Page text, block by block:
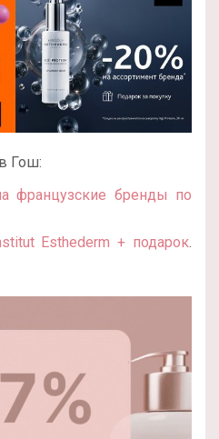
Гош:
французские бренды по
Esthederm + подарок.